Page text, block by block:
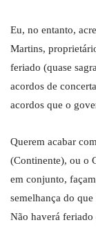
Eu, no entanto,
Martins,
feriado (quase
acordos de
acordos que o
Querem acabar
(Continente), ou o
em conjunto,
semelhança do
Não haverá feriado